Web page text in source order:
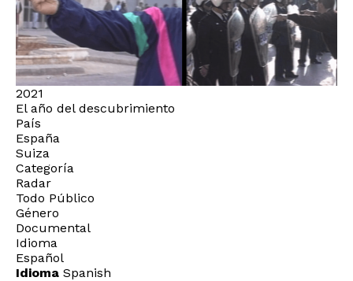
2021
El año del descubrimiento
País
España
Suiza
Categoría
Radar
Todo Público
Género
Documental
Idioma
Español
Idioma Spanish